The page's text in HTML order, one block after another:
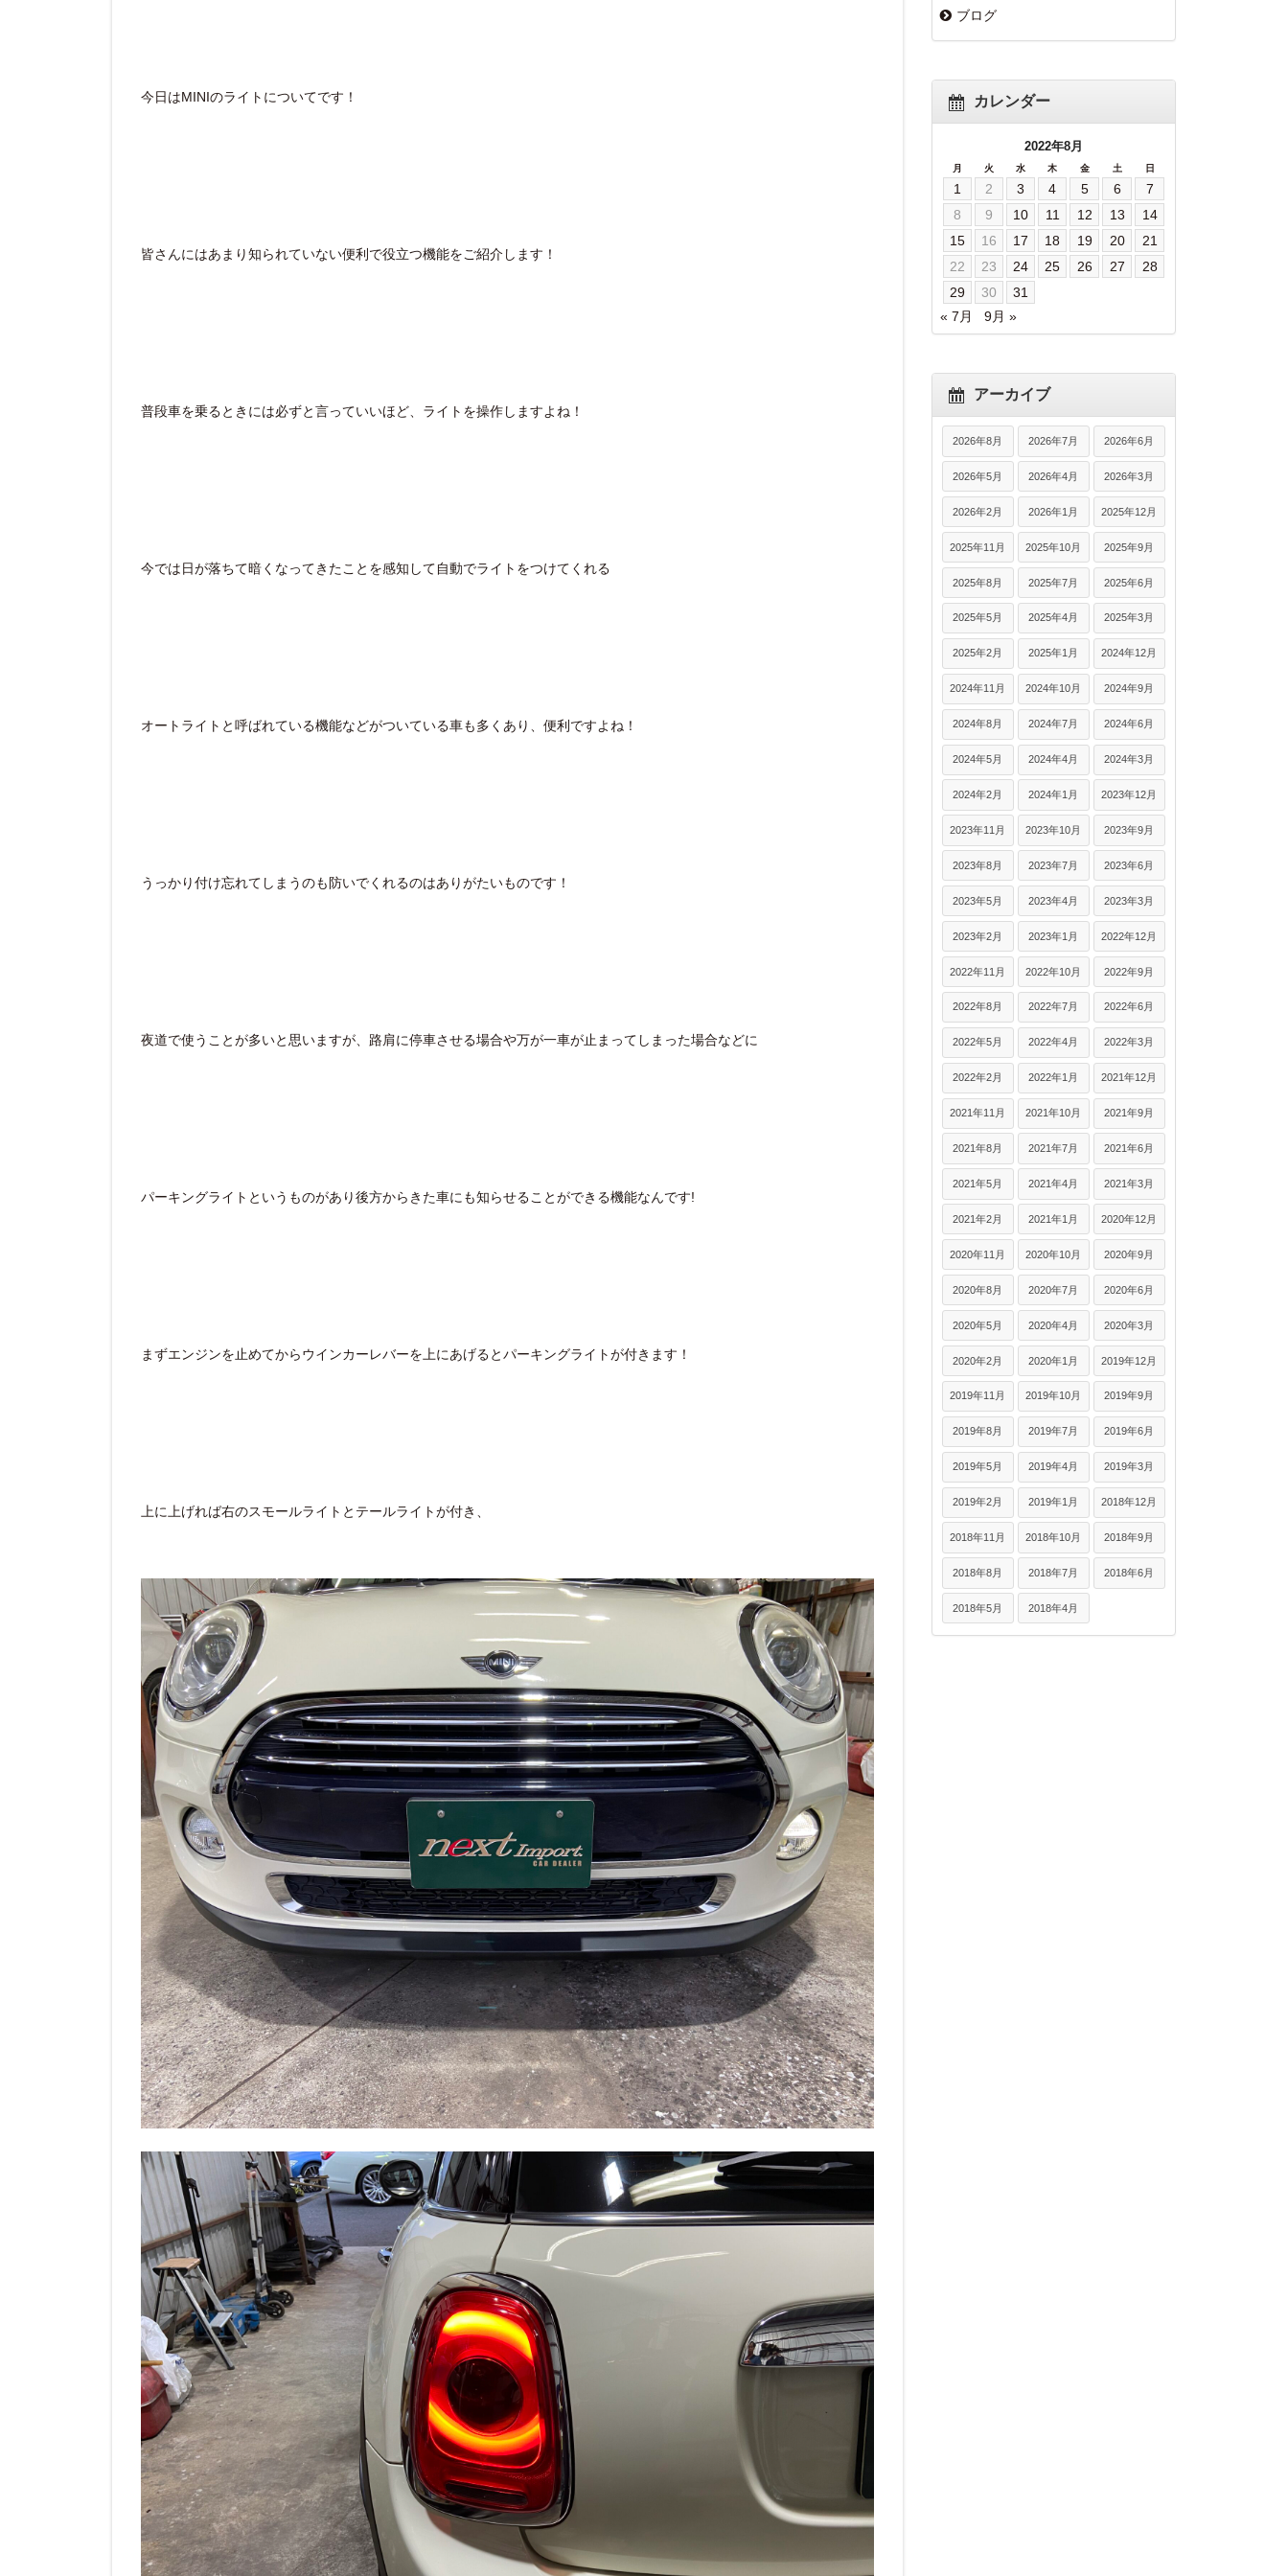
今日はMINIのライトについてです！
皆さんにはあまり知られていない便利で役立つ機能をご紹介します！
普段車を乗るときには必ずと言っていいほど、ライトを操作しますよね！
今では日が落ちて暗くなってきたことを感知して自動でライトをつけてくれる
オートライトと呼ばれている機能などがついている車も多くあり、便利ですよね！
うっかり付け忘れてしまうのも防いでくれるのはありがたいものです！
夜道で使うことが多いと思いますが、路肩に停車させる場合や万が一車が止まってしまった場合などに
パーキングライトというものがあり後方からきた車にも知らせることができる機能なんです!
まずエンジンを止めてからウインカーレバーを上にあげるとパーキングライトが付きます！
上に上げれば右のスモールライトとテールライトが付き、
ブログ
カレンダー
2022年8月
月 火 水 木 金 土 日
1 2 3 4 5 6
7
8
9 10 11 12 13
14
15
16 17 18 19 20
21
22
23 24 25 26 27
28
29
30
31
« 7月
9月 »
アーカイブ
2026年8月 2026年7月 2026年6月
2026年5月 2026年4月 2026年3月
2026年2月 2026年1月 2025年12月
2025年11月 2025年10月 2025年9月
2025年8月 2025年7月 2025年6月
2025年5月 2025年4月 2025年3月
2025年2月 2025年1月 2024年12月
2024年11月 2024年10月 2024年9月
2024年8月 2024年7月 2024年6月
2024年5月 2024年4月 2024年3月
2024年2月 2024年1月 2023年12月
2023年11月 2023年10月 2023年9月
2023年8月 2023年7月 2023年6月
2023年5月 2023年4月 2023年3月
2023年2月 2023年1月 2022年12月
2022年11月 2022年10月 2022年9月
2022年8月 2022年7月 2022年6月
2022年5月 2022年4月 2022年3月
2022年2月 2022年1月 2021年12月
2021年11月 2021年10月 2021年9月
2021年8月 2021年7月 2021年6月
2021年5月 2021年4月 2021年3月
2021年2月 2021年1月 2020年12月
2020年11月 2020年10月 2020年9月
2020年8月 2020年7月 2020年6月
2020年5月 2020年4月 2020年3月
2020年2月 2020年1月 2019年12月
2019年11月 2019年10月 2019年9月
2019年8月 2019年7月 2019年6月
2019年5月 2019年4月 2019年3月
2019年2月 2019年1月 2018年12月
2018年11月 2018年10月 2018年9月
2018年8月 2018年7月 2018年6月
2018年5月 2018年4月